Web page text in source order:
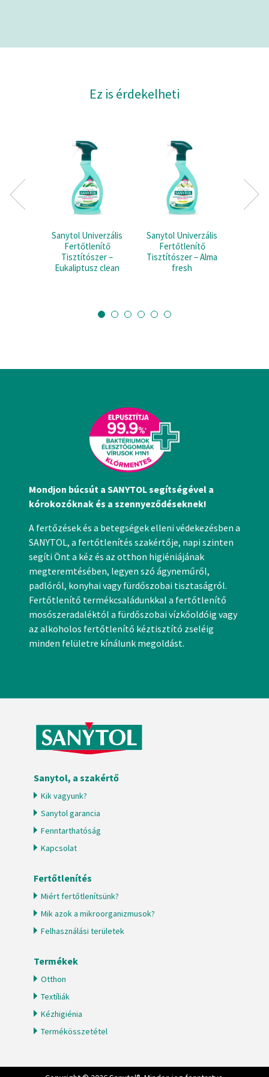
Ez is érdekelheti
Sanytol Univerzális
Fertőtlenítő
Tisztítószer –
Eukaliptusz clean
Sanytol Univerzális
Fertőtlenítő
Tisztítószer – Alma
fresh
Mondjon búcsút a SANYTOL segítségével a
kórokozóknak és a szennyeződéseknek!
A fertőzések és a betegségek elleni védekezésben a
SANYTOL, a fertőtlenítés szakértője, napi szinten
segíti Önt a kéz és az otthon higiéniájának
megteremtésében, legyen szó ágyneműről,
padlóról, konyhai vagy fürdőszobai tisztaságról.
Fertőtlenítő termékcsaládunkkal a fertőtlenítő
mosószeradaléktól a fürdőszobai vízkőoldóig vagy
az alkoholos fertőtlenítő kéztisztító zseléig
minden felületre kínálunk megoldást.
Sanytol, a szakértő
Kik vagyunk?
Sanytol garancia
Fenntarthatóság
Kapcsolat
Fertőtlenítés
Miért fertőtlenítsünk?
Mik azok a mikroorganizmusok?
Felhasználási területek
Termékek
Otthon
Textíliák
Kézhigiénia
Termékösszetétel